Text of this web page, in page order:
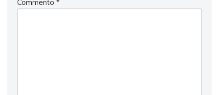
Commento *